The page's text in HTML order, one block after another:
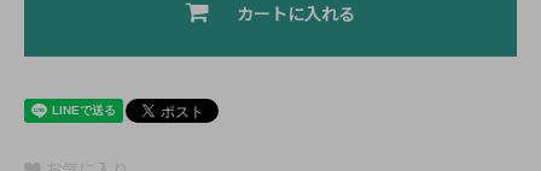
カートに入れる